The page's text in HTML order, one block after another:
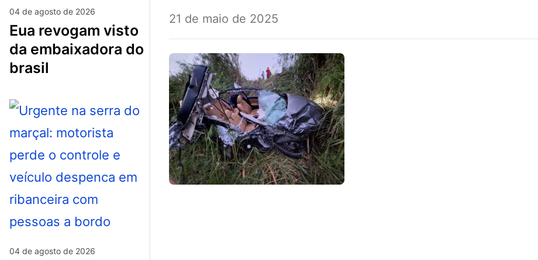
04 de agosto de 2026
eua revogam visto
da embaixadora do
brasil
04 de agosto de 2026
21 de maio de 2025